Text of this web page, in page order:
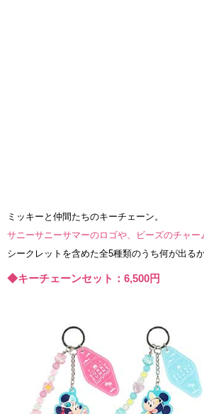
ミッキーと仲間たちのキーチェーン。
サニーサニーサマーのロゴや、ビーズのチャー
シークレットを含めた全5種類のうち何が出る
◆キーチェーンセット：6,500円